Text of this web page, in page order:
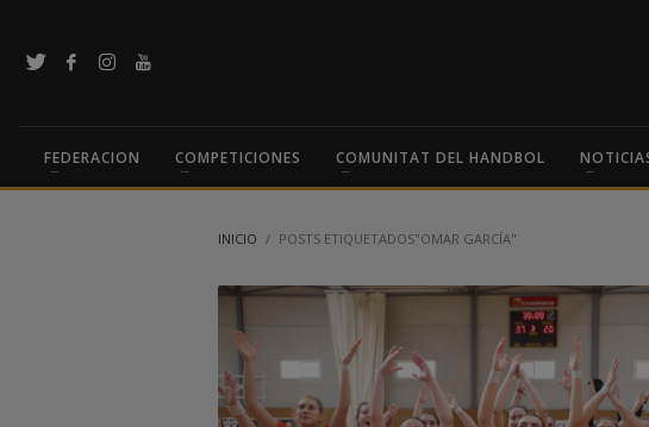
FEDERACION COMPETICIONES COMUNITAT DEL HANDBOL
INICIO POSTS ETIQUETADOS"OMAR GARCÍA"